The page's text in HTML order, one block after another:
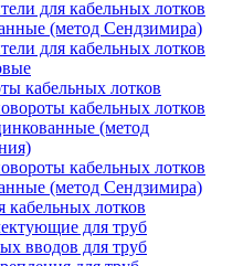
для кабельных лотков
(метод Сендзимира)
для кабельных лотков
кабельных лотков
кабельных лотков
(метод
кабельных лотков
(метод Сендзимира)
кабельных лотков
для труб
вводов для труб